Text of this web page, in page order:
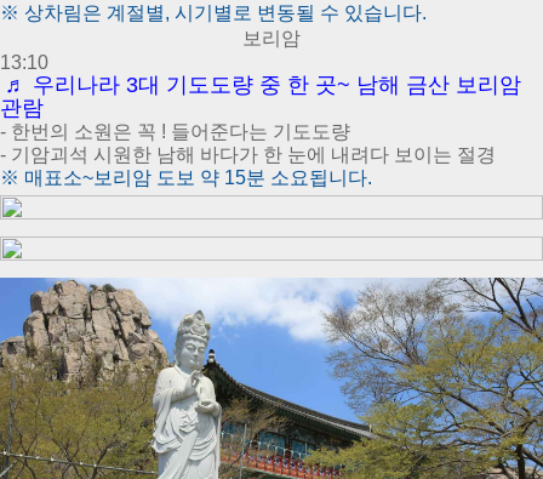
※ 상차림은 계절별, 시기별로 변동될 수 있습니다.
보리암
13:10
♬ 우리나라 3대 기도도량 중 한 곳~ 남해 금산 보리암
관람
- 한번의 소원은 꼭 ! 들어준다는 기도도량
- 기암괴석 시원한 남해 바다가 한 눈에 내려다 보이는 절경
※ 매표소~보리암 도보 약 15분 소요됩니다.